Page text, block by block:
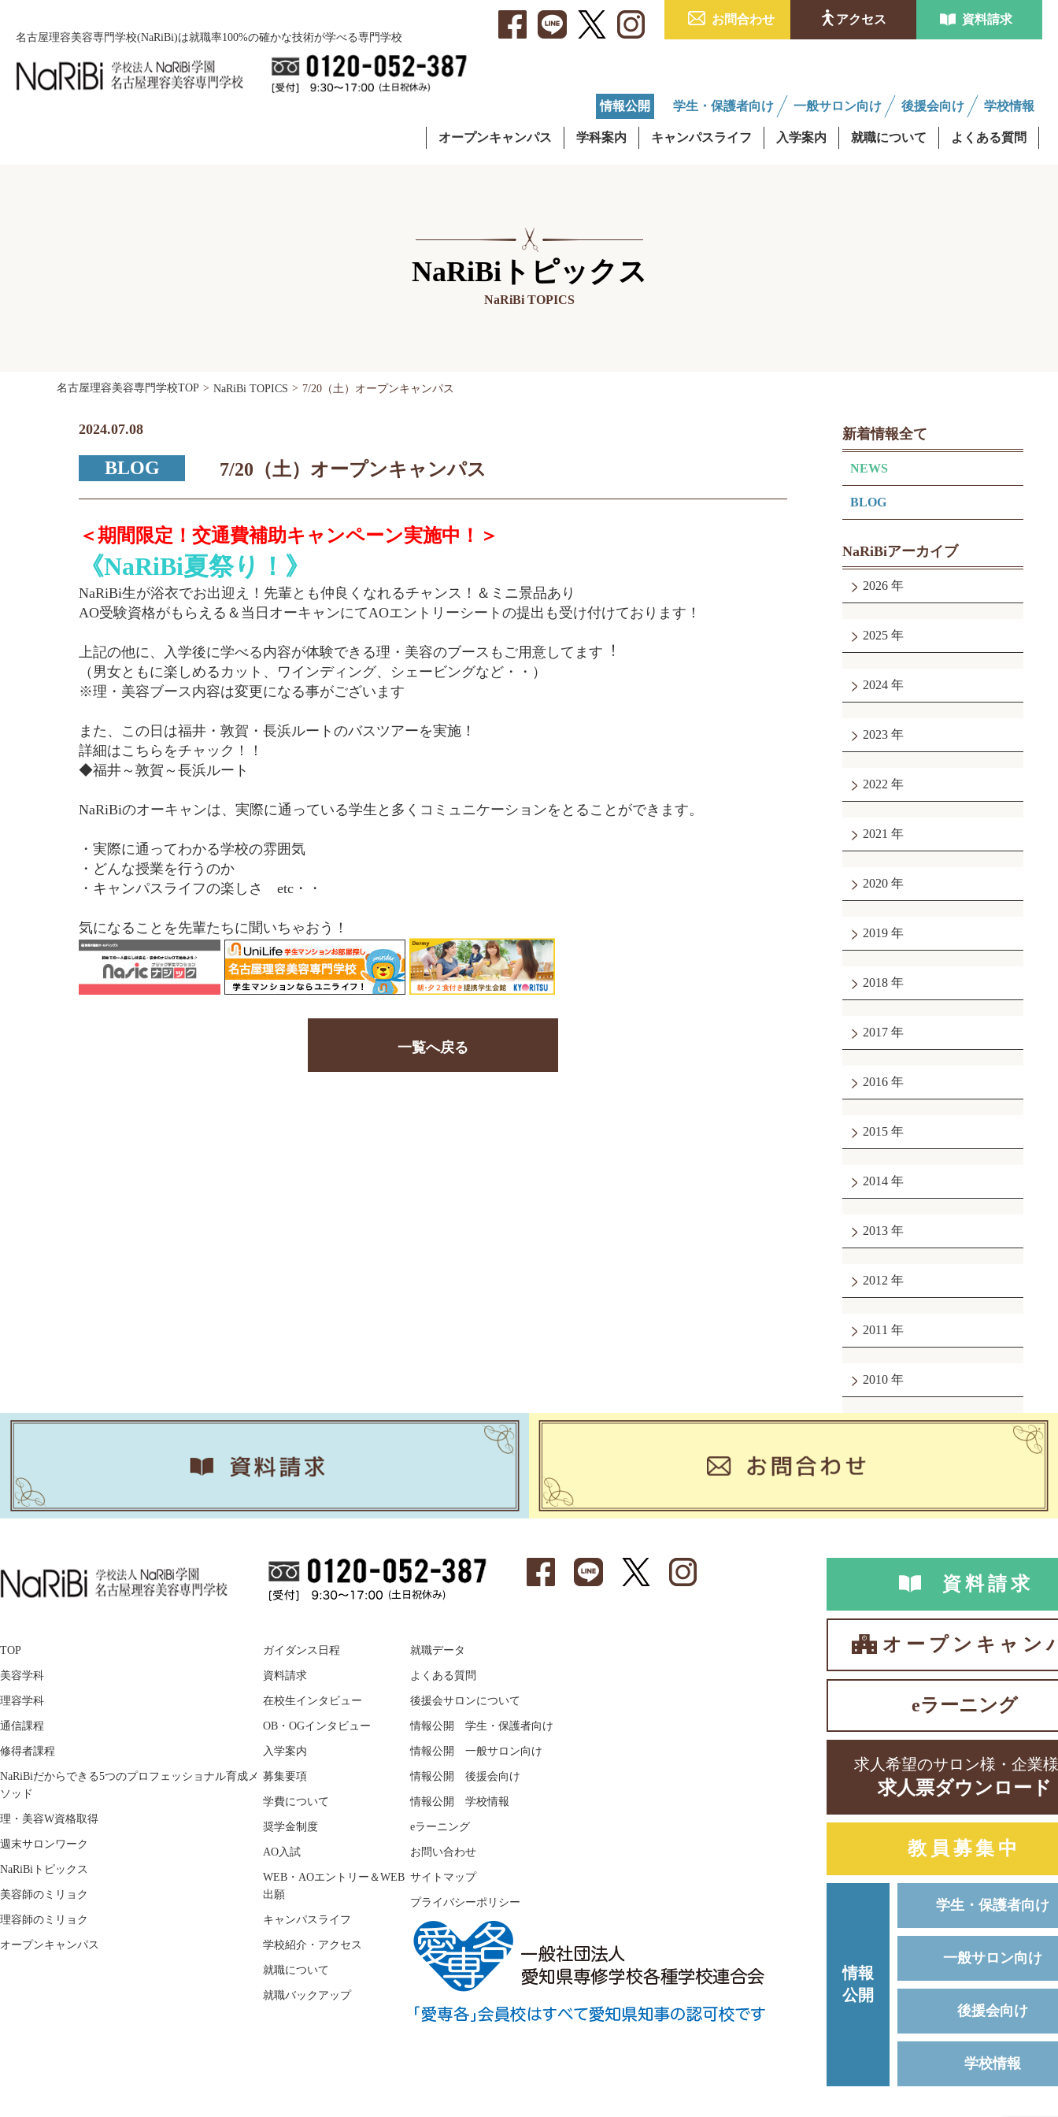
名古屋理容美容専門学校(NaRiBi)は就職率100%の確かな技術が学べる専門学校
お問合わせ アクセス 資料請求
情報公開 学生・保護者向け 一般サロン向け 後援会向け 学校情報
オープンキャンパス 学科案内
通信課程
キャンパスライフ
キャンパスライフ
入学案内
学費について
就職について
OG・OBインタビュー
よくある質問
NaRiBiトピックス
NaRiBi TOPICS
名古屋理容美容専門学校TOP NaRiBi TOPICS 7/20（土）オープンキャンパス
2024.07.08
BLOG 7/20（土）オープンキャンパス
＜期間限定！交通費補助キャンペーン実施中！＞
《NaRiBi夏祭り！》
NaRiBi生が浴衣でお出迎え！先輩とも仲良くなれるチャンス！＆ミニ景品あり
AO受験資格がもらえる＆当日オーキャンにてAOエントリーシートの提出も受け付けております！
上記の他に、入学後に学べる内容が体験できる理・美容のブースもご用意してます︕
（男女ともに楽しめるカット、ワインディング、シェービングなど・・）
※理・美容ブース内容は変更になる事がございます
また、この日は福井・敦賀・長浜ルートのバスツアーを実施！
詳細はこちらをチャック！！
◆福井～敦賀～長浜ルート
NaRiBiのオーキャンは、実際に通っている学生と多くコミュニケーションをとることができます。
・実際に通ってわかる学校の雰囲気
・どんな授業を行うのか
・キャンパスライフの楽しさ etc・・
気になることを先輩たちに聞いちゃおう！
一覧へ戻る
新着情報全て
NEWS
BLOG
NaRiBiアーカイブ
2026
2025
2024
2023
2022
2021
2020
2019
2018
2017
2016
2015
2014
2013
2012
2011
2010
TOP
美容学科
理容学科
通信課程
修得者課程
NaRiBiだからできる5つのプロフェッショナル育成メ
ソッド
理・美容W資格取得
週末サロンワーク
NaRiBiトピックス
美容師のミリョク
理容師のミリョク
オープンキャンパス
ガイダンス日程
資料請求
在校生インタビュー
OB・OGインタビュー
入学案内
募集要項
学費について
奨学金制度
AO入試
WEB・AOエントリー＆WEB
出願
キャンパスライフ
学校紹介・アクセス
就職について
就職バックアップ
就職データ
よくある質問
後援会サロンについて
情報公開 学生・保護者向け
情報公開 一般サロン向け
情報公開 後援会向け
情報公開 学校情報
eラーニング
お問い合わせ
サイトマップ
プライバシーポリシー
資料請求
オープンキャン
eラーニング
求人希望のサロン様・企業
求人票ダウンロード
教員募集中
情報
公開
学生・保護者向け
一般サロン向け
後援会向け
学校情報